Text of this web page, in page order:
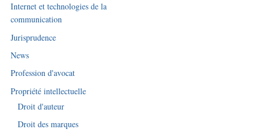
Internet et technologies de la
communication
Jurisprudence
News
Profession d'avocat
Propriété intellectuelle
Droit d'auteur
Droit des marques